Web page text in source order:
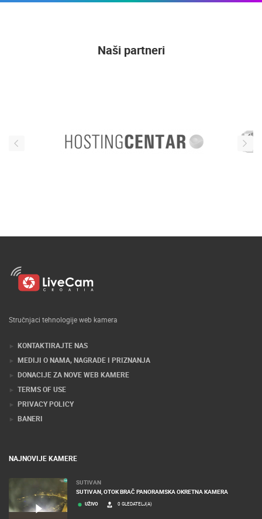
Naši partneri
Stručnjaci tehnologije web kamera
KONTAKTIRAJTE NAS
MEDIJI O NAMA, NAGRADE I PRIZNANJA
DONACIJE ZA NOVE WEB KAMERE
TERMS OF USE
PRIVACY POLICY
BANERI
NAJNOVIJE KAMERE
SUTIVAN
SUTIVAN, OTOK BRAČ PANORAMSKA OKRETNA KAMERA
UŽIVO 0 GLEDATELJ(A)